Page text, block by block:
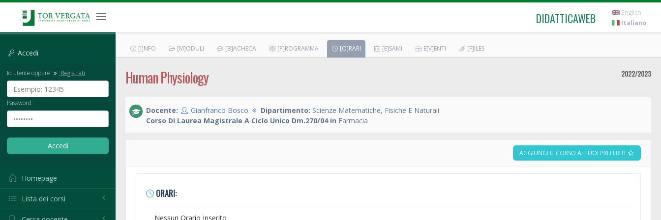
DIDATTICAWEB
English
Italiano
Accedi
Id utente oppure Registrati
Password:
Homepage
Lista dei corsi
[I]NFO [M]ODULI [B]ACHECA [P]ROGRAMMA [O]RARI [E]SAMI E[V]ENTI [F]ILES
Human Physiology 2022/2023
Docente: Gianfranco Bosco Dipartimento: Scienze Matematiche, Fisiche E Naturali
Corso Di Laurea Magistrale A Ciclo Unico Dm.270/04 in Farmacia
AGGIUNGI IL CORSO AI TUOI PREFERITI
ORARI:
Nessun Orario Inserito